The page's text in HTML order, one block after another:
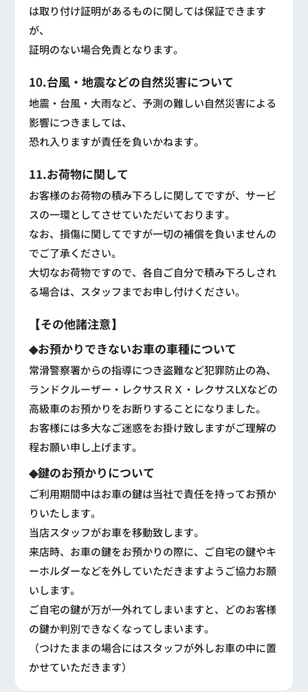
は取り付け証明があるものに関しては保証できます
が、
証明のない場合免責となります。
10.台風・地震などの自然災害について
地震・台風・大雨など、予測の難しい自然災害による
影響につきましては、
恐れ入りますが責任を負いかねます。
11.お荷物に関して
お客様のお荷物の積み下ろしに関してですが、サービ
スの一環としてさせていただいております。
なお、損傷に関してですが一切の補償を負いませんの
でご了承ください。
大切なお荷物ですので、各自ご自分で積み下ろしされ
る場合は、スタッフまでお申し付けください。
【その他諸注意】
◆お預かりできないお車の車種について
常滑警察署からの指導につき盗難など犯罪防止の為、
ランドクルーザー・レクサスＲＸ・レクサスLXなどの
高級車のお預かりをお断りすることになりました。
お客様には多大なご迷惑をお掛け致しますがご理解の
程お願い申し上げます。
◆鍵のお預かりについて
ご利用期間中はお車の鍵は当社で責任を持ってお預か
りいたします。
当店スタッフがお車を移動致します。
来店時、お車の鍵をお預かりの際に、ご自宅の鍵やキ
ーホルダーなどを外していただきますようご協力お願
いします。
ご自宅の鍵が万が一外れてしまいますと、どのお客様
の鍵か判別できなくなってしまいます。
（つけたままの場合にはスタッフが外しお車の中に置
かせていただきます）